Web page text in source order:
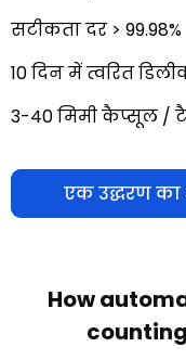
सटीकता दर > 99.98%
10 दिन में त्वरित
3-40 मिमी कैप्सूल /
एक उद्धरण
How